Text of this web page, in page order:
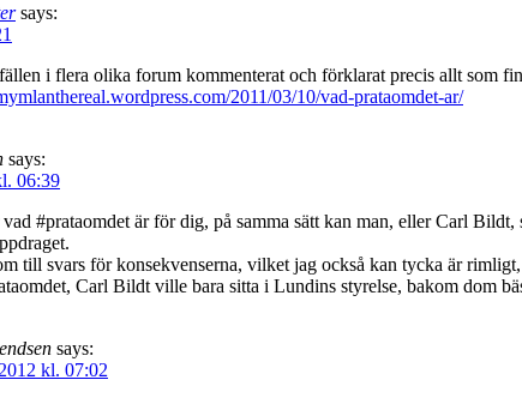
says:
i flera olika forum kommenterat och förklarat precis allt som
2011/03/10/vad-prataomdet-ar/
says:
06:39
#prataomdet är för dig, på samma sätt kan man, eller Carl
till svars för konsekvenserna, vilket jag också kan tycka är
Carl Bildt ville bara sitta i Lundins styrelse, bakom dom
says:
kl. 07:02